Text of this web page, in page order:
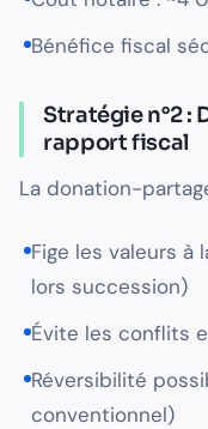
Bénéfice fiscal
Stratégie n°2 :
rapport fiscal
La donation-
Fige les valeurs à
lors succession)
Évite les conflits
Réversibilité
conventionnel)